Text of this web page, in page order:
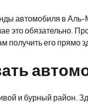
автомобиля в
это обязательно.
получить его прямо
и бурный район.